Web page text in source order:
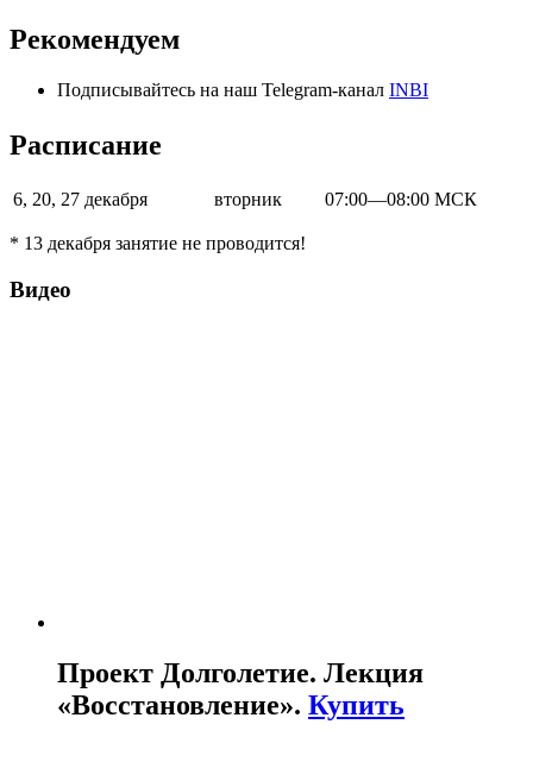
Рекомендуем
Подписывайтесь на наш Telegram-канал INBI
Расписание
6, 20, 27 декабря вторник 07:00—08:00 МСК
* 13 декабря занятие не проводится!
Видео
Проект Долголетие. Лекция
«Восcтановление». Купить